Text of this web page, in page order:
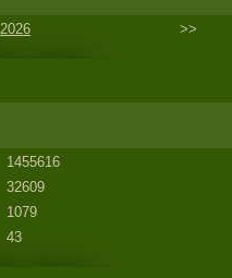
2026 >>
43
1455616
32609
1079